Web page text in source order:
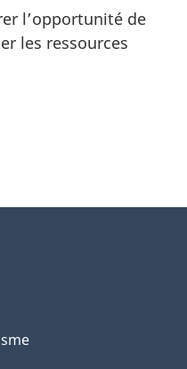
l’opportunité de
les ressources